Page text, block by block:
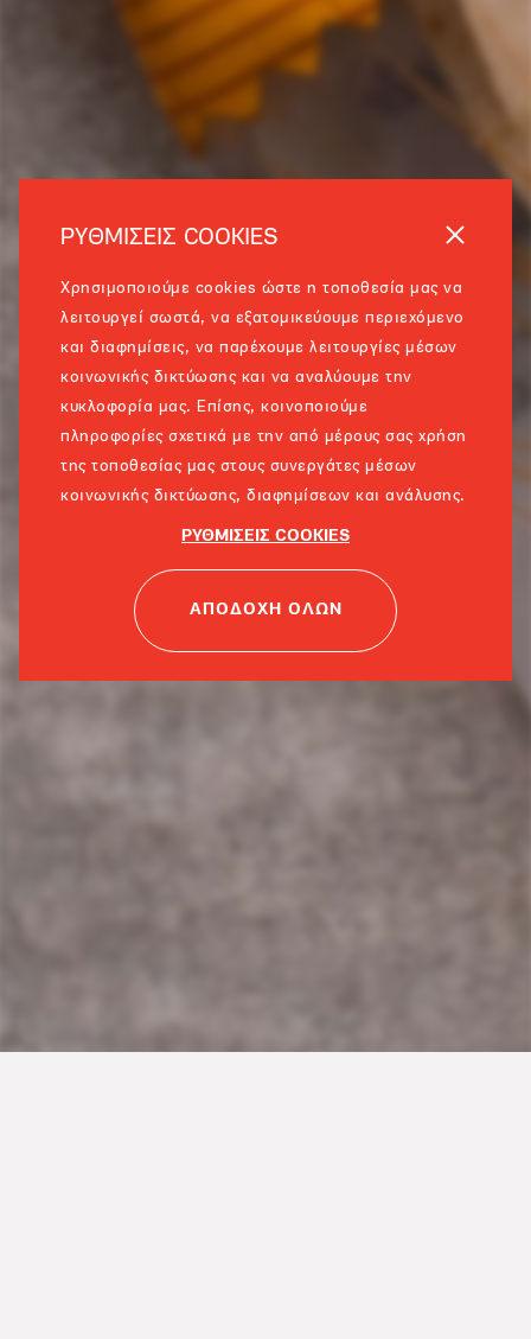
ΡΥΘΜΙΣΕΙΣ COOKIES
Χρησιμοποιούμε cookies ώστε η τοποθεσία μας να
λειτουργεί σωστά, να εξατομικεύουμε περιεχόμενο
και διαφημίσεις, να παρέχουμε λειτουργίες μέσων
κοινωνικής δικτύωσης και να αναλύουμε την
κυκλοφορία μας. Επίσης, κοινοποιούμε
πληροφορίες σχετικά με την από μέρους σας χρήση
της τοποθεσίας μας στους συνεργάτες μέσων
κοινωνικής δικτύωσης, διαφημίσεων και ανάλυσης.
ΡΥΘΜΙΣΕΙΣ COOKIES
ΑΠΟΔΟΧΗ ΟΛΩΝ